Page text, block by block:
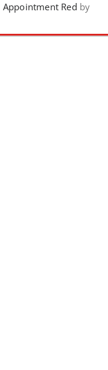
Appointment Red by